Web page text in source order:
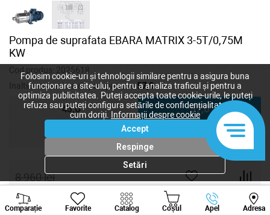
Pompa de suprafata EBARA MATRIX 3-5T/0,75M
KW
Cod produs: 2025618
Inaltimea maxima de pompare, m:57,0
45,0 57,0
8 960lei
7 440
Comparație Favorite Catalog Coșul Apel Adresa
Viber Whatsapp
Folosim cookie-uri și tehnologii similare pentru a asigura buna
funcționare a site-ului, pentru a analiza traficul și pentru a
optimiza publicitatea. Puteți accepta toate cookie-urile, le puteți
refuza sau puteți configura setările de confidențialitate după
cum doriți.
Informații despre cookie
Accept
Respinge
Setări